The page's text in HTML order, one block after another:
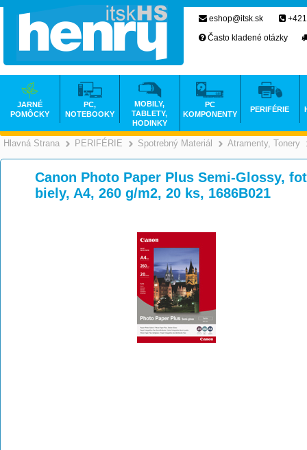
Hlavná Strana >
PERIFÉRIE >
Spotrebný Materiál >
Atramenty, Tonery
Canon Photo Paper Plus Semi-Glossy,
biely, A4, 260 g/m2, 20 ks, 1686B021
eshop@itsk.sk
Často kladené otázky
JARNÉ
POMÔCKY
PC,
NOTEBOOKY
MOBILY,
TABLETY,
HODINKY
PC
KOMPONENTY
PERIFÉRIE